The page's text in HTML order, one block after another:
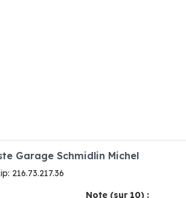
Garage Schmidlin Michel
216.73.217.36
Note (sur 10) :